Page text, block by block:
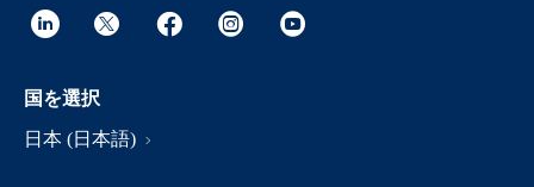
国を選択
日本 (日本語)